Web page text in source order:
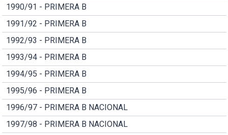
1990/91 - PRIMERA B
1991/92 - PRIMERA B
1992/93 - PRIMERA B
1993/94 - PRIMERA B
1994/95 - PRIMERA B
1995/96 - PRIMERA B
1996/97 - PRIMERA B NACIONAL
1997/98 - PRIMERA B NACIONAL